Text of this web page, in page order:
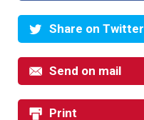
Share on Twitter
Send on mail
Print